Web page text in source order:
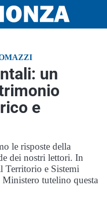
un
e
le risposte della
dei nostri lettori. In
Territorio e Sistemi
tutelino questa